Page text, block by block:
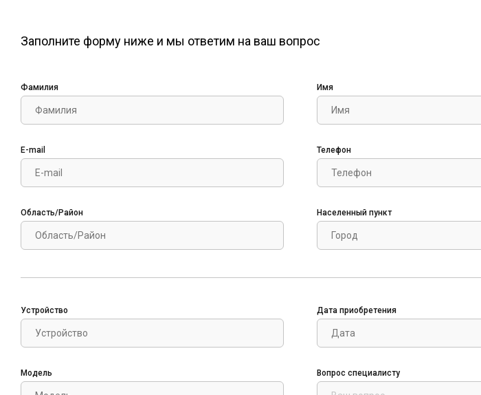
Заполните форму ниже и мы ответим на ваш вопрос
Фамилия Имя
E-mail Телефон
Область/Район Населенный пункт
Устройство Дата приобретения
Модель Вопрос специалисту